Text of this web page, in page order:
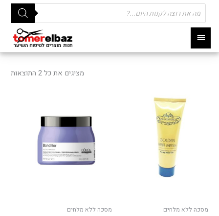
תפריט
ראשי
Products
search
מציגים את כל ⁦2⁩ התוצאות לפי
מסכה ללא מלחים מסכה ללא מלחים